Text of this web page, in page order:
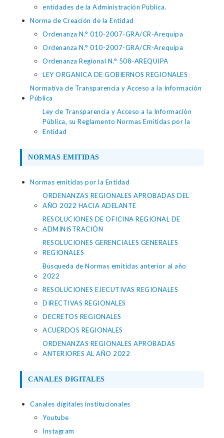
entidades de la Administración Pública.
Norma de Creación de la Entidad
Ordenanza N.° 010-2007-GRA/CR-Arequipa
Ordenanza N.° 010-2007-GRA/CR-Arequipa
Ordenanza Regional N.° 508-AREQUIPA
LEY ORGANICA DE GOBIERNOS REGIONALES
Normativa de Transparencia y Acceso a la Información
Pública
Ley de Transparencia y Acceso a la Información
Pública, su Reglamento Normas Emitidas por la
Entidad
NORMAS EMITIDAS
Normas emitidas por la Entidad
ORDENANZAS REGIONALES APROBADAS DEL
AÑO 2022 HACIA ADELANTE
RESOLUCIONES DE OFICINA REGIONAL DE
ADMINISTRACIÓN
RESOLUCIONES GERENCIALES GENERALES
REGIONALES
Búsqueda de Normas emitidas anterior al año
2022
RESOLUCIONES EJECUTIVAS REGIONALES
DIRECTIVAS REGIONALES
DECRETOS REGIONALES
ACUERDOS REGIONALES
ORDENANZAS REGIONALES APROBADAS
ANTERIORES AL AÑO 2022
CANALES DIGITALES
Canales digitales institucionales
Youtube
Instagram